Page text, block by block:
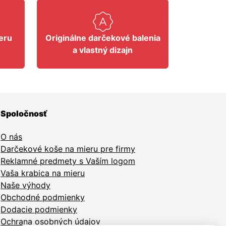
Originálne darčekové balenia
a vlastný dizajn
Spoločnosť
O nás
Darčekové koše na mieru pre firmy
Reklamné predmety s Vaším logom
Vaša krabica na mieru
Naše výhody
Obchodné podmienky
Dodacie podmienky
Ochrana osobných údajov